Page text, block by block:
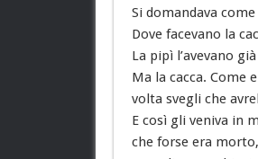
Si domandava
Dove facevano la
La pipì l’avevano
Ma la cacca. Come
volta svegli che
E così gli veniva in
che forse era